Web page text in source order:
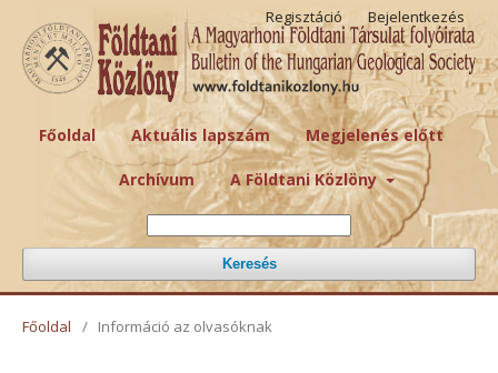
Főoldal Aktuális lapszám Megjelenés előtt
Archívum A Földtani Közlöny
Keresés
Regisztáció Bejelentkezés
Főoldal / Információ az olvasóknak